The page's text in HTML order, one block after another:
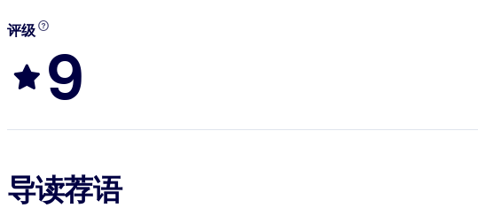
评级
9
导读荐语